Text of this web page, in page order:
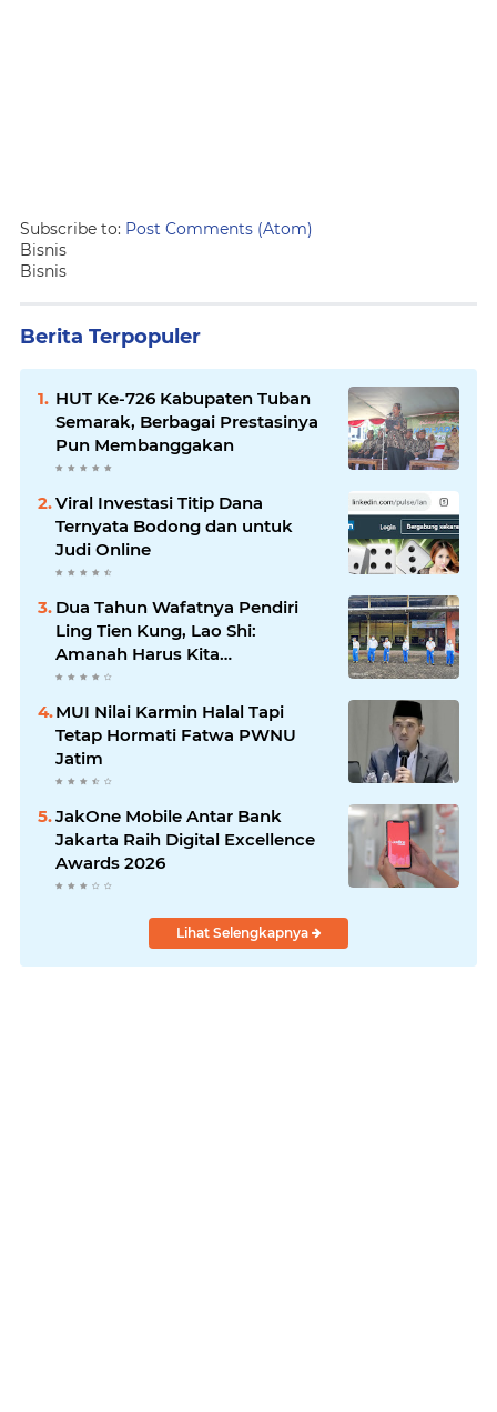
Subscribe to: Post Comments (Atom)
Bisnis
Bisnis
Berita Terpopuler
HUT Ke-726 Kabupaten Tuban
Semarak, Berbagai Prestasinya
Pun Membanggakan
Viral Investasi Titip Dana
Ternyata Bodong dan untuk
Judi Online
Dua Tahun Wafatnya Pendiri
Ling Tien Kung, Lao Shi:
Amanah Harus Kita
Laksanakan!
MUI Nilai Karmin Halal Tapi
Tetap Hormati Fatwa PWNU
Jatim
JakOne Mobile Antar Bank
Jakarta Raih Digital Excellence
Awards 2026
Lihat Selengkapnya